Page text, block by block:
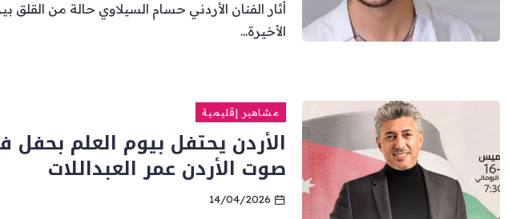
أثار الفنان الأردني حسام السيلاوي حالة من
الأخيرة...
مشاهير إقليمية
الأردن يحتفل بيوم العلم بحفل
صوت الأردن عمر العبداللات
14/04/2026